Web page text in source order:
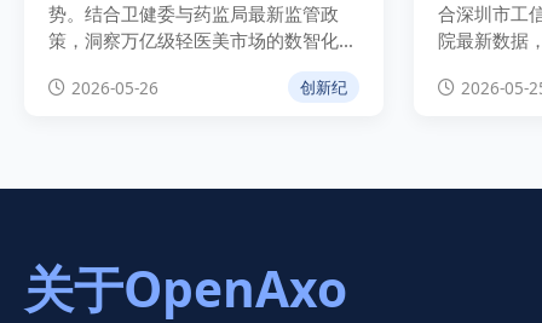
势。结合卫健委与药监局最新监管政
策，洞察万亿级轻医美市场的数智化重
构逻辑，拆解智能皮肤检测、AI辅助诊
疗与全链条溯源等高价值应用场景，为
2026-05-26 创新纪
合深圳市工
院最新数据
策驱动、头
2026-05-
关于OpenAxo